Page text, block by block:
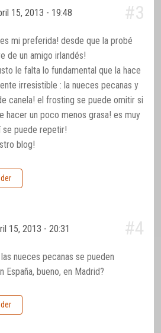
15, 2013 - 19:48 #3
mi preferida! desde que la probé
de un amigo irlandés!
le falta lo fundamental que la hace
irresistible : la nueces pecanas y
canela! el frosting se puede omitir si
hacer un poco menos grasa! es muy
se puede repetir!
blog!
15, 2013 - 20:31 #4
nueces pecanas se pueden
España, bueno, en Madrid?